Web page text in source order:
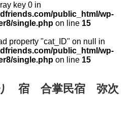
key 0 in
public_html/wp-
single.php on line 15
property "cat_ID" on null in
public_html/wp-
single.php on line 15
宿 合掌民宿 弥次